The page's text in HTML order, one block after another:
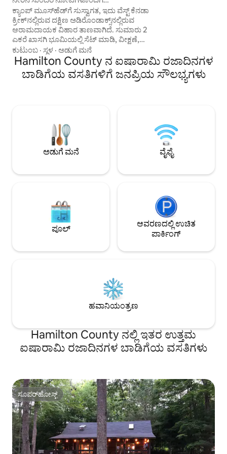
ಕ್ರೀಕ್‌ಸೈಡ್‌ನಲ್ಲಿರುವ ಆಕರ್ಷಕ ಕ್ಯಾಬಿನ್
ಕ್ಯಾಂಪ್ ಮೂಸ್‌ಹೆಡ್‌ಗೆ ಸುಸ್ವಾಗತ, ಇದು ವೆಸ್ಟ್ ಕೆನಡಾ
ಕ್ರೀಕ್‌ನಲ್ಲಿರುವ ದಕ್ಷಿಣ ಅಡಿರೊಂಡಾಕ್ಸ್‌ನಲ್ಲಿರುವ
ಆರಾಮದಾಯಕ ವಿಹಾರ ತಾಣವಾಗಿದೆ. ಸುಮಾರು 2
ಎಕರೆ ಖಾಸಗಿ ಭೂಮಿಯಲ್ಲಿ ಸೆಟ್ ಮಾಡಿ, ವೀಕ್ಷಣೆ,
ಕಯಾಕಿಂಗ್, ಮೀನುಗಾರಿಕೆ ಅಥವಾ ಈಜಿಗಾಗಿ
ಶಾಂತಿಯುತ ಕೊಲ್ಲಿಯನ್ನು ಆನಂದಿಸಿ. ಪ್ರಕೃತಿಯಿಂದ
ಸುತ್ತುವರಿದಿರುವ ಈ ಕ್ಯಾಬಿನ್ ಸ್ಪೆಕ್ಯುಲೇಟರ್‌ನಿಂದ
ಪಶ್ಚಿಮಕ್ಕೆ 30 ನಿಮಿಷಗಳ ದೂರದಲ್ಲಿದೆ, ಹೈಕಿಂಗ್
ಚೆನ್ನಾಗಿ ವರ್ತಿಸುವ ನಾಯಿಮರಿಗಳನ್ನು ತಂದು, ಕ್ರೀಕ್‌ನ
ಈ ಆರಾಮದಾಯಕ, ಸಾಕುಪ್ರಾಣಿ-ಸ್ನೇಹಿ ಕ್ಯಾಬಿನ್‌ನಲ್ಲಿ
ವಿಶ್ರಾಂತಿ ಪಡೆಯಿರಿ.
ಕುಟುಂಬ · ಸ್ಥಳ · ಅಡುಗೆ ಮನೆ
Hamilton County ನ ಐಷಾರಾಮಿ ರಜಾದಿನಗಳ
ಬಾಡಿಗೆಯ ವಸತಿಗಳಿಗೆ ಜನಪ್ರಿಯ ಸೌಲಭ್ಯಗಳು
ಅಡುಗೆ ಮನೆ ವೈಫೈ
ಪೂಲ್
ಆವರಣದಲ್ಲಿ ಉಚಿತ
ಪಾರ್ಕಿಂಗ್
ಹವಾನಿಯಂತ್ರಣ
Hamilton County ನಲ್ಲಿ ಇತರ ಉತ್ತಮ
ಐಷಾರಾಮಿ ರಜಾದಿನಗಳ ಬಾಡಿಗೆಯ ವಸತಿಗಳು
ಸೂಪರ್‌ಹೋಸ್ಟ್
ಸೂಪರ್‌ಹೋಸ್ಟ್